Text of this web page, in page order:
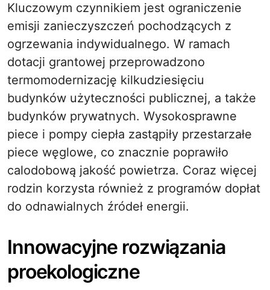
Kluczowym czynnikiem jest ograniczenie
emisji zanieczyszczeń pochodzących z
ogrzewania indywidualnego. W ramach
dotacji grantowej przeprowadzono
termomodernizację kilkudziesięciu
budynków użyteczności publicznej, a także
budynków prywatnych. Wysokosprawne
piece i pompy ciepła zastąpiły przestarzałe
piece węglowe, co znacznie poprawiło
calodobową jakość powietrza. Coraz więcej
rodzin korzysta również z programów dopłat
do odnawialnych źródeł energii.
Innowacyjne rozwiązania
proekologiczne